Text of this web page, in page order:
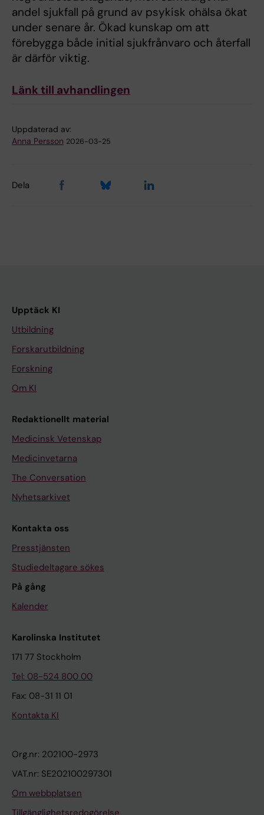
andel sjukfall på grund av psykisk ohälsa ökat
under senare år. Ökad kunskap om att
förebygga både initial sjukfrånvaro och återfall
är därför viktig.
Länk till avhandlingen
Uppdaterad av:
Anna Persson 2026-03-25
Dela
Upptäck KI
Utbildning
Forskarutbildning
Forskning
Om KI
Redaktionellt material
Medicinsk Vetenskap
Medicinvetarna
The Conversation
Nyhetsarkivet
Kontakta oss
Presstjänsten
Studiedeltagare sökes
På gång
Kalender
Karolinska Institutet
171 77 Stockholm
Tel: 08-524 800 00
Fax: 08-31 11 01
Kontakta KI
Org.nr: 202100-2973
VAT.nr: SE202100297301
Om webbplatsen